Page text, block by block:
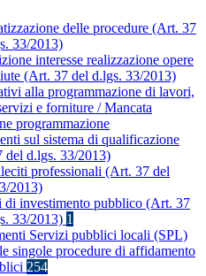
delle procedure (Art. 37
33/2013)
interesse realizzazione opere
(Art. 37 del d.lgs. 33/2013)
alla programmazione di lavori,
e forniture / Mancata
programmazione
sul sistema di qualificazione
del d.lgs. 33/2013)
professionali (Art. 37 del
2013)
di investimento pubblico (Art. 37
33/2013) 1
Servizi pubblici locali (SPL)
singole procedure di affidamento
254